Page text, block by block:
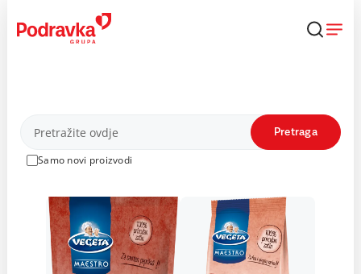
content
Proizvodi
Samo novi proizvodi
Pretraga